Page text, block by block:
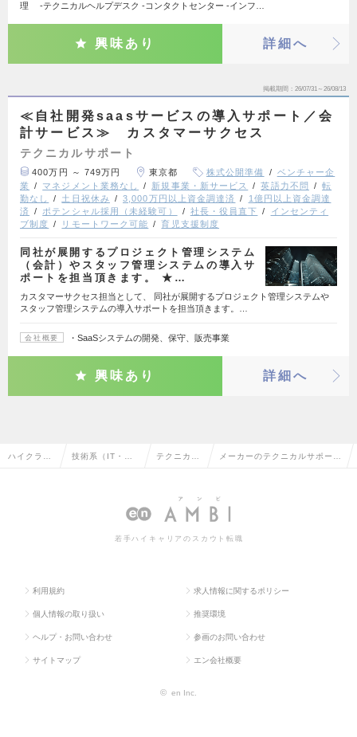
理 -テクニカルヘルプデスク -コンタクトセンター -インフ…
興味あり 詳細へ
掲載期間 26/07/31～26/08/13
≪自社開発saasサービスの導入サポート／会
計サービス≫ カスタマーサクセス
テクニカルサポート
400万円 ～ 749万円 東京都 株式公開準備
ベンチャー企
業
マネジメント業務なし 新規事業・新サービス 英語力不問
転
勤なし
土日祝休み 3,000万円以上資金調達済
1億円以上資金調達
済
ポテンシャル採用（未経験可） 社長・役員直下
インセンティ
ブ制度
リモートワーク可能 育児支援制度
同社が展開するプロジェクト管理システム
（会計）やスタッフ管理システムの導入サ
ポートを担当頂きます。 ★…
カスタマーサクセス担当として、 同社が展開するプロジェクト管理システムや
スタッフ管理システムの導入サポートを担当頂きます。…
会社概要 ・SaaSシステムの開発、保守、販売事業
興味あり 詳細へ
ハイクラス 技術系（IT・We テクニカル メーカーのテクニカルサポート
若手ハイキャリアのスカウト転職
利用規約 求人情報に関するポリシー
個人情報の取り扱い 推奨環境
ヘルプ・お問い合わせ 参画のお問い合わせ
サイトマップ エン会社概要
© en Inc.